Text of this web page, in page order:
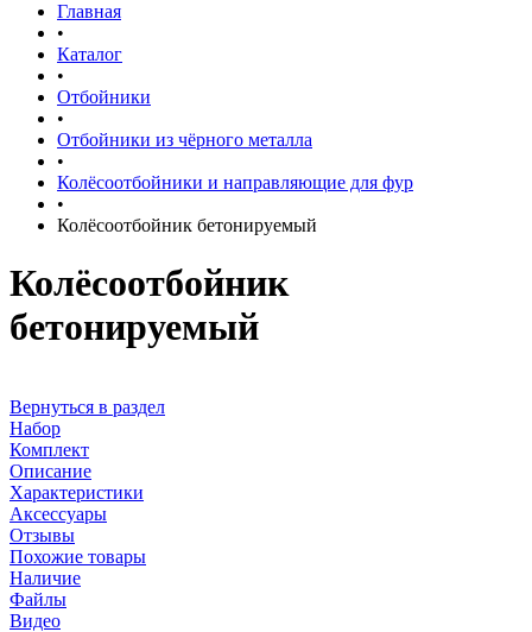
Главная
•
Каталог
•
Отбойники
•
Отбойники из чёрного металла
•
Колёсоотбойники и направляющие для фур
•
Колёсоотбойник бетонируемый
Колёсоотбойник
бетонируемый
Вернуться в раздел
Набор
Комплект
Описание
Характеристики
Аксессуары
Отзывы
Похожие товары
Наличие
Файлы
Видео